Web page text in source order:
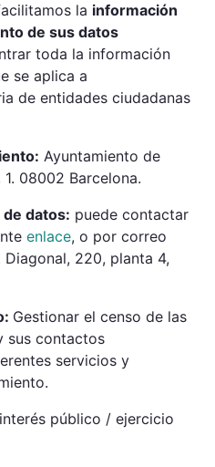
la información
de sus datos
toda la información
se aplica a
de entidades ciudadanas
Ayuntamiento de
1. 08002 Barcelona.
datos: puede contactar
enlace, o por correo
220, planta 4,
Gestionar el censo de las
sus contactos
servicios y
público / ejercicio